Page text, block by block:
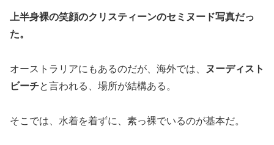
上半身裸の笑顔のクリスティーンのセミヌード写真だっ
た。
オーストラリアにもあるのだが、海外では、
ヌーディスト
ビーチと言われる、場所が結構ある。
そこでは、水着を着ずに、素っ裸でいるのが基本だ。